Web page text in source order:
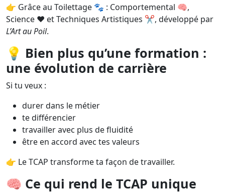
👉 Grâce au Toilettage 🐾 : Comportemental 🧠,
Science ❤️ et Techniques Artistiques ✂️, développé par
L’Art au Poil.
💡 Bien plus qu’une formation :
une évolution de carrière
Si tu veux :
durer dans le métier
te différencier
travailler avec plus de fluidité
être en accord avec tes valeurs
👉 Le TCAP transforme ta façon de travailler.
🧠 Ce qui rend le TCAP unique